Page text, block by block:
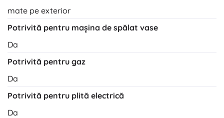
mate pe exterior
Potrivită pentru mașina de spălat vase
Da
Potrivită pentru gaz
Da
Potrivită pentru plită electrică
Da